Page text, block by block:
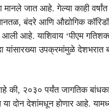
जात आहे. गेल्या काही वर्षांत
बंदरे आणि औद्योगिक
आहे. याशिवाय ‘पीएम
यांसारख्या उपक्रमांमुळे देशभरात
२०३० पर्यंत जागतिक
दोन देशांमधून होणार आहे.